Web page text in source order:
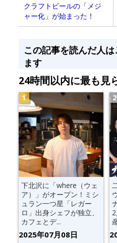
クラフトビールの「メジ
ャー化」が始まった！
この記事を読んだ人
ます
24時間以内に最も見
下北沢に「where（ウェ
ア）」がオープン！ミシ
ュラン一つ星「レガー
ロ」出身シェフが独立、
カフェとデ...
2025年07月08日